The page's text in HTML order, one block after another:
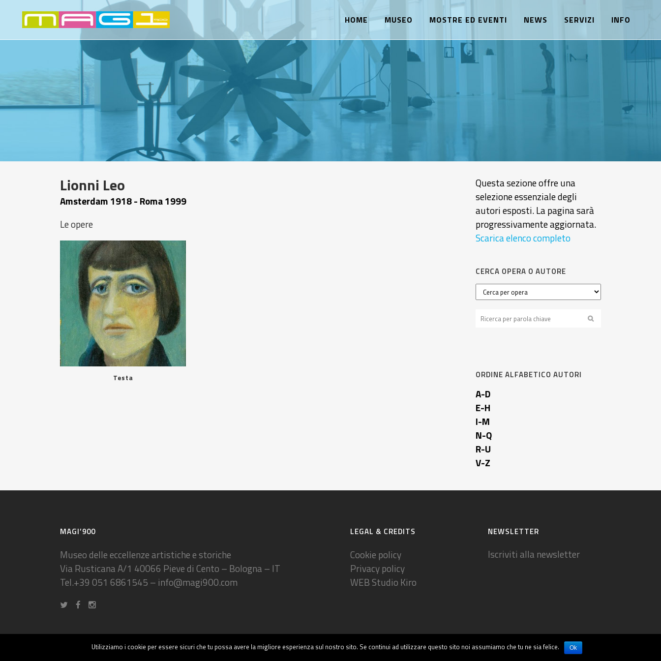
HOME MUSEO MOSTRE ED EVENTI NEWS SERVIZI INFO
Lionni Leo
Amsterdam 1918 - Roma 1999
Le opere
Testa
Questa sezione offre una
selezione essenziale degli
autori esposti. La pagina sarà
progressivamente aggiornata.
Scarica elenco completo
CERCA OPERA O AUTORE
ORDINE ALFABETICO AUTORI
A-D
E-H
I-M
N-Q
R-U
V-Z
MAGI’900
Museo delle eccellenze artistiche e storiche
Via Rusticana A/1 40066 Pieve di Cento – Bologna – IT
Tel.+39 051 6861545 – info@magi900.com
LEGAL & CREDITS
Cookie policy
Privacy policy
WEBStudio Kiro
NEWSLETTER
Iscriviti alla newsletter
© Copyright MAGI'900 - all right reserved
Utilizziamo i cookie per essere sicuri che tu possa avere la migliore esperienza sul nostro sito. Se continui ad utilizzare questo sito noi assumiamo che tu ne sia felice. Ok